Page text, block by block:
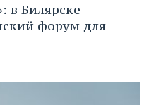
в Билярске
форум для